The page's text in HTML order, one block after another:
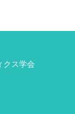
クス学会